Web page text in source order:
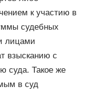
к участию в
судебных
лицами
взысканию с
суда. Такое же
в суд